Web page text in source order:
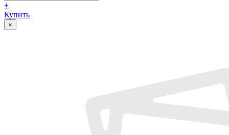
+
Купить
×